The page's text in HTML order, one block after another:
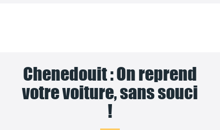
Chenedouit : On reprend
votre voiture, sans souci
!